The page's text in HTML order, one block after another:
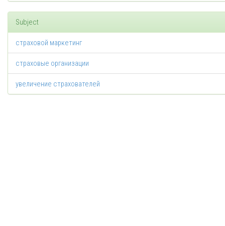
Subject
страховой маркетинг
страховые организации
увеличение страхователей